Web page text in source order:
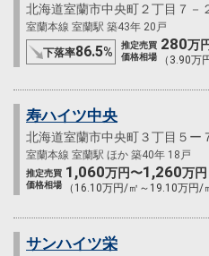
北海道室蘭市中央町２丁目７－
室蘭本線 室蘭駅 築43年 20戸
下落率86.5%
推定売買
価格相場
280万
（3.90万
寿ハイツ中央
北海道室蘭市中央町３丁目５ー
室蘭本線 室蘭駅 ほか 築40年 18戸
推定売買
価格相場
1,060万円〜1,260万円
（16.10万円/㎡～19.10万円/
サンハイツ栄